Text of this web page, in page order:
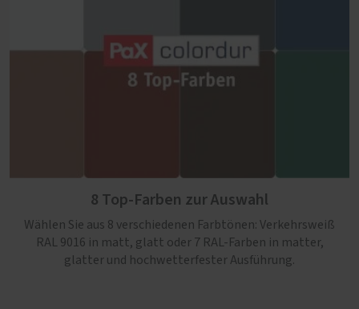
8 Top-Farben zur Auswahl
Wählen Sie aus 8 verschiedenen Farbtönen: Verkehrsweiß
RAL 9016 in matt, glatt oder 7 RAL-Farben in matter,
glatter und hochwetterfester Ausführung.